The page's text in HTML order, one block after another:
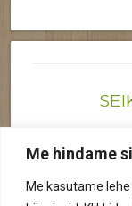
Me hindame
Me kasutame